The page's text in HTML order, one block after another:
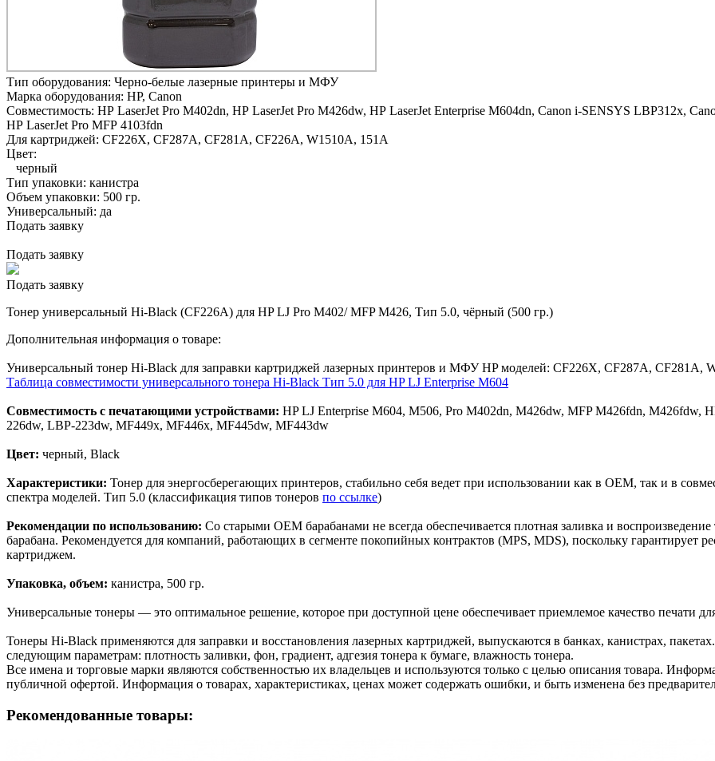
Тип оборудования: Черно-белые лазерные принтеры и МФУ
Марка оборудования: HP, Canon
Совместимость: HP LaserJet Pro M402dn, HP LaserJet Pro M426dw, HP LaserJet Enterprise M604dn, Canon i-SENSYS LBP312x,
HP LaserJet Pro MFP 4103fdn
Для картриджей: CF226X, CF287A, CF281А, CF226A, W1510А, 151A
Цвет:
черный
Тип упаковки: канистра
Объем упаковки: 500 гр.
Универсальный: да
Подать заявку
Подать заявку
Подать заявку
Тонер универсальный Hi-Black (CF226A) для HP LJ Pro M402/ MFP M426, Тип 5.0, чёрный (500 гр.)
Дополнительная информация о товаре:
Универсальный тонер Hi-Black для заправки картриджей лазерных принтеров и МФУ HP моделей: CF226X, CF287A, CF281А,
Таблица совместимости универсального тонера Hi-Black Тип 5.0 для HP LJ Enterprise M604
Совместимость с печатающими устройствами: HP LJ Enterprise M604, M506, Pro M402dn, M426dw, MFP M426fdn, M426fdw,
226dw, LBP-223dw, MF449x, MF446x, MF445dw, MF443dw
Цвет: черный, Black
Характеристики: Тонер для энергосберегающих принтеров, стабильно себя ведет при использовании как в ОЕМ, так и в
спектра моделей. Тип 5.0 (классификация типов тонеров по ссылке)
Рекомендации по использованию: Со старыми ОЕМ барабанами не всегда обеспечивается плотная заливка и
барабана. Рекомендуется для компаний, работающих в сегменте покопийных контрактов (MPS, MDS), поскольку гарантирует
картриджем.
Упаковка, объем: канистра, 500 гр.
Универсальные тонеры — это оптимальное решение, которое при доступной цене обеспечивает приемлемое качество печати
Тонеры Hi-Black применяются для заправки и восстановления лазерных картриджей, выпускаются в банках, канистрах,
следующим параметрам: плотность заливки, фон, градиент, адгезия тонера к бумаге, влажность тонера.
Все имена и торговые марки являются собственностью их владельцев и используются только с целью описания товара.
публичной офертой. Информация о товарах, характеристиках, ценах может содержать ошибки, и быть изменена без
Рекомендованные товары: